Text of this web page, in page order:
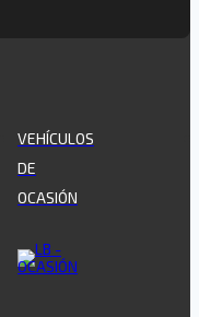
VEHÍCULOS
DE
OCASIÓN